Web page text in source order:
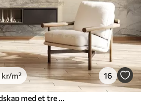
kr/m² 16